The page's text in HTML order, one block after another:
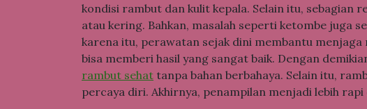
kondisi rambut dan kulit kepala. Selain itu, sebagian
atau kering. Bahkan, masalah seperti ketombe juga
karena itu, perawatan sejak dini membantu
bisa memberi hasil yang sangat baik. Dengan
rambut sehat tanpa bahan berbahaya. Selain itu,
percaya diri. Akhirnya, penampilan menjadi lebih